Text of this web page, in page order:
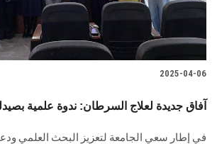
2025-04-06
آفاق جديدة لعلاج السرطان: ندوة علمية
في إطار سعي الجامعة لتعزيز البحث العلمي